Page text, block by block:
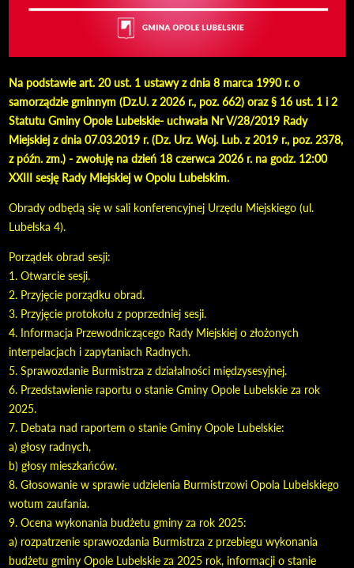
Na podstawie art. 20 ust. 1 ustawy z dnia 8 marca 1990 r. o
samorządzie gminnym (Dz.U. z 2026 r., poz. 662) oraz § 16 ust. 1 i 2
Statutu Gminy Opole Lubelskie- uchwała Nr V/28/2019 Rady
Miejskiej z dnia 07.03.2019 r. (Dz. Urz. Woj. Lub. z 2019 r., poz. 2378,
z późn. zm.) - zwołuję na dzień 18 czerwca 2026 r. na godz. 12:00
XXIII sesję Rady Miejskiej w Opolu Lubelskim.
Obrady odbędą się w sali konferencyjnej Urzędu Miejskiego (ul.
Lubelska 4).
Porządek obrad sesji:
1. Otwarcie sesji.
2. Przyjęcie porządku obrad.
3. Przyjęcie protokołu z poprzedniej sesji.
4. Informacja Przewodniczącego Rady Miejskiej o złożonych
interpelacjach i zapytaniach Radnych.
5. Sprawozdanie Burmistrza z działalności międzysesyjnej.
6. Przedstawienie raportu o stanie Gminy Opole Lubelskie za rok
2025.
7. Debata nad raportem o stanie Gminy Opole Lubelskie:
a) głosy radnych,
b) głosy mieszkańców.
8. Głosowanie w sprawie udzielenia Burmistrzowi Opola Lubelskiego
wotum zaufania.
9. Ocena wykonania budżetu gminy za rok 2025:
a) rozpatrzenie sprawozdania Burmistrza z przebiegu wykonania
budżetu gminy Opole Lubelskie za 2025 rok, informacji o stanie